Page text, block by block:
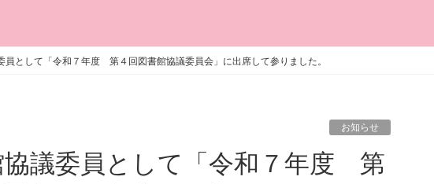
員として「令和７年度 第４回図書館協議委員会」に出席して参りました。
お知らせ